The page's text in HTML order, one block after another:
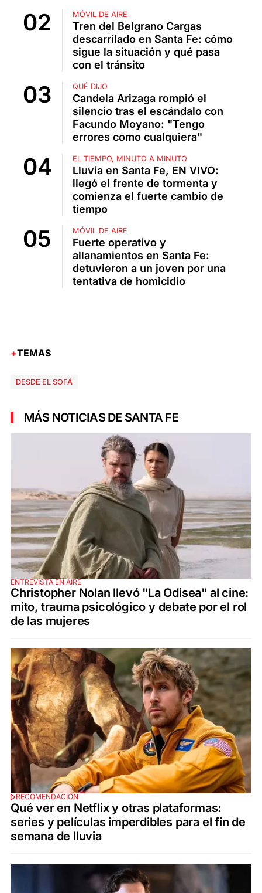
MÓVIL DE AIRE
Tren del Belgrano Cargas
descarrilado en Santa Fe: cómo
sigue la situación y qué pasa
con el tránsito
QUÉ DIJO
Candela Arizaga rompió el
silencio tras el escándalo con
Facundo Moyano: "Tengo
errores como cualquiera"
EL TIEMPO, MINUTO A MINUTO
Lluvia en Santa Fe, EN VIVO:
llegó el frente de tormenta y
comienza el fuerte cambio de
tiempo
MÓVIL DE AIRE
Fuerte operativo y
allanamientos en Santa Fe:
detuvieron a un joven por una
tentativa de homicidio
TEMAS
DESDE EL SOFÁ
MÁS NOTICIAS DE SANTA FE
ENTREVISTA EN AIRE
Christopher Nolan llevó "La Odisea" al cine:
mito, trauma psicológico y debate por el rol
de las mujeres
RECOMENDACIÓN
Qué ver en Netflix y otras plataformas:
series y películas imperdibles para el fin de
semana de lluvia